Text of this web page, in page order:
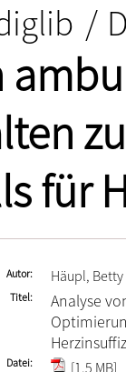
/
für
Autor Häupl, Betty
Titel
Analyse
Datei [1.5 MB]